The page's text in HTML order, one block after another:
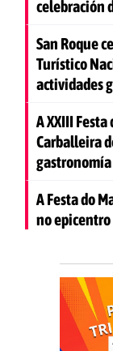
celebración
San Roque
Turístico
actividades
A XXIII
Carballeira
gastronomía
A Festa do
no